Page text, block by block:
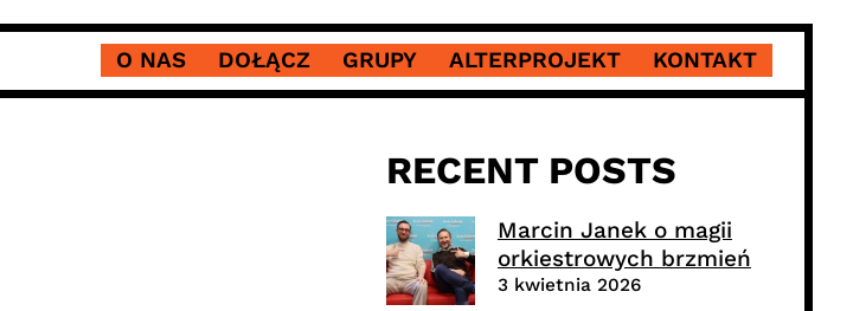
O NAS DOŁĄCZ GRUPY ALTERPROJEKT KONTAKT
RECENT POSTS
Marcin Janek o magii
orkiestrowych brzmień
3 kwietnia 2026